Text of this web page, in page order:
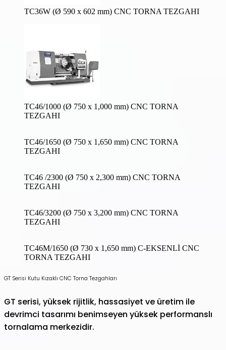
TC36W (Ø 590 x 602 mm) CNC TORNA TEZGAHI
TC46/1000 (Ø 750 x 1,000 mm) CNC TORNA
TEZGAHI
TC46/1650 (Ø 750 x 1,650 mm) CNC TORNA
TEZGAHI
TC46 /2300 (Ø 750 x 2,300 mm) CNC TORNA
TEZGAHI
TC46/3200 (Ø 750 x 3,200 mm) CNC TORNA
TEZGAHI
TC46M/1650 (Ø 730 x 1,650 mm) C-EKSENLİ CNC
TORNA TEZGAHI
GT Serisi Kutu Kızaklı CNC Torna Tezgahları
GT serisi, yüksek rijitlik, hassasiyet ve üretim ile
devrimci tasarımı benimseyen yüksek performanslı
tornalama merkezidir.